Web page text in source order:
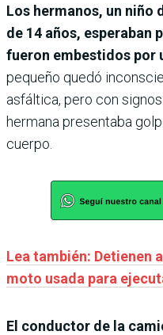
Los hermanos, un niño
de 14 años, esperaban
fueron embestidos por
pequeño quedó
asfáltica, pero con
hermana presentaba
cuerpo.
Lea también: Detienen
moto usada para
El conductor de la